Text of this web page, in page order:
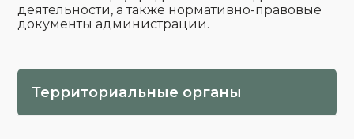
деятельности, а также нормативно-правовые
документы администрации.
Территориальные органы